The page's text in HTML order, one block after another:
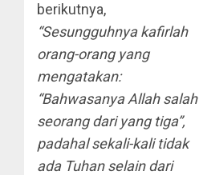
berikutnya,
“Sesungguhnya kafirlah
orang-orang yang
mengatakan:
“Bahwasanya Allah salah
seorang dari yang tiga”,
padahal sekali-kali tidak
ada Tuhan selain dari